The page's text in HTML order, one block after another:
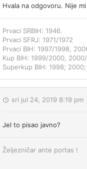
Hvala na odgovoru. Nije
Prvaci SRBIH: 1946.
Prvaci SFRJ: 1971/1972
Prvaci BIH: 1997/1998,
Kup BIH: 1999/2000,
Superkup BIH: 1998; 2000;
sri jul 24, 2019 8:19 pm
Jel to pisao javno?
Željezničar ante portas !